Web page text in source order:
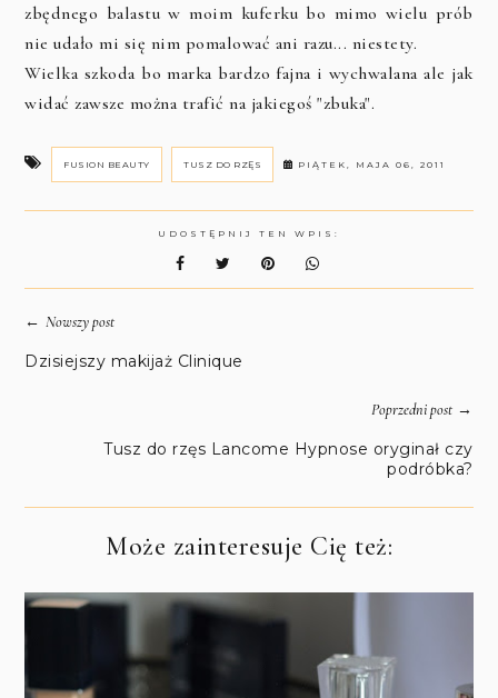
zbędnego balastu w moim kuferku bo mimo wielu prób
nie udało mi się nim pomalować ani razu... niestety.
Wielka szkoda bo marka bardzo fajna i wychwalana ale jak
widać zawsze można trafić na jakiegoś "zbuka".
FUSION BEAUTY TUSZ DO RZĘS PIĄTEK, MAJA 06, 2011
UDOSTĘPNIJ TEN WPIS:
← Nowszy post
Dzisiejszy makijaż Clinique
Poprzedni post→
Tusz do rzęs Lancome Hypnose oryginał czy
podróbka?
Może zainteresuje Cię też: